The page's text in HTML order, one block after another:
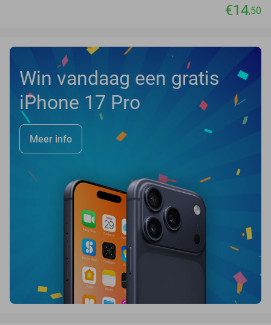
€14,50
Win vandaag een gratis
iPhone 17 Pro
Meer info